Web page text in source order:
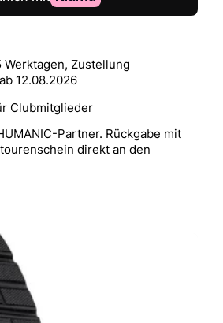
Zustellung
12.08.2026
Clubmitglieder
Partner. Rückgabe mit
direkt an den